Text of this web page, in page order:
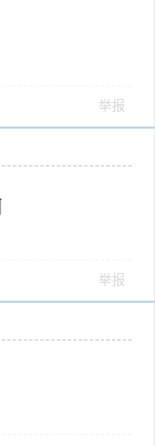
举报
举报